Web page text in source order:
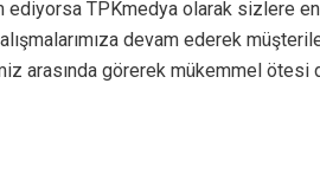
ediyorsa TPKmedya olarak sizlere
devam ederek
arasında görerek mükemmel ötesi